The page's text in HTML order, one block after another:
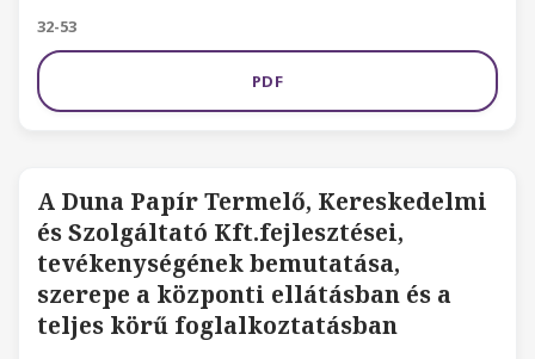
32-53
PDF
A Duna Papír Termelő, Kereskedelmi
és Szolgáltató Kft.fejlesztései,
tevékenységének bemutatása,
szerepe a központi ellátásban és a
teljes körű foglalkoztatásban